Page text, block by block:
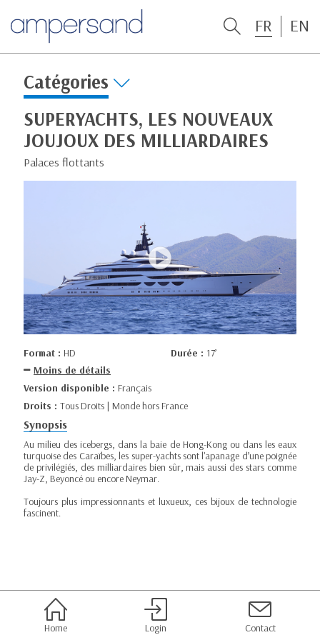
FR EN
Catégories
SUPERYACHTS, LES NOUVEAUX
JOUJOUX DES MILLIARDAIRES
Palaces flottants
Format : HD Durée : 17’
Moins de détails
Version disponible : Français
Droits : Tous Droits | Monde hors France
Synopsis
Au milieu des icebergs, dans la baie de Hong-Kong ou dans les eaux
turquoise des Caraïbes, les super-yachts sont l'apanage d’une poignée
de privilégiés, des milliardaires bien sûr, mais aussi des stars comme
Jay-Z, Beyoncé ou encore Neymar.
Toujours plus impressionnants et luxueux, ces bijoux de technologie
fascinent.
Home Login Contact